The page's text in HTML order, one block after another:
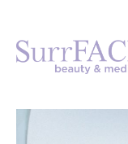
content